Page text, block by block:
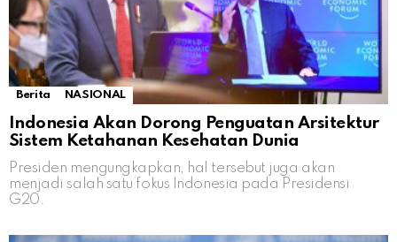
Berita NASIONAL
Indonesia Akan Dorong Penguatan Arsitektur
Sistem Ketahanan Kesehatan Dunia
Presiden mengungkapkan, hal tersebut juga akan
menjadi salah satu fokus Indonesia pada Presidensi
G20.